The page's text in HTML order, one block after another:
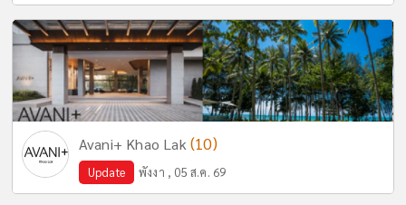
Avani+ Khao Lak (10)
Update พังงา , 05 ส.ค. 69